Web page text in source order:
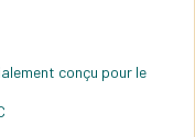
conçu pour le